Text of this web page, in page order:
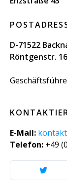
D-71522
Röntgenstr. 16
E-Mail:
Telefon: +49